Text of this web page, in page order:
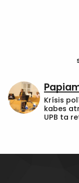
Krísis
kabes
UPB ta